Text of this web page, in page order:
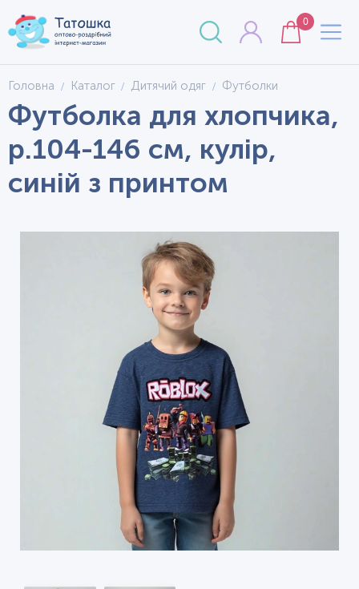
0
Головна Каталог Дитячий одяг Футболки
Футболка для хлопчика,
р.104-146 см, кулір,
синій з принтом